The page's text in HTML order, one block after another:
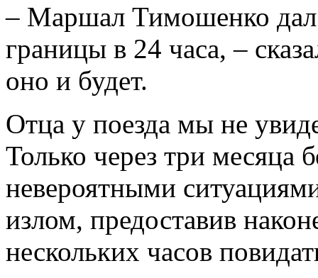
– Маршал Тимошенко дал
границы в 24 часа, –
оно и будет.
Отца у поезда мы не
Только через три месяца
невероятными
излом, предоставив
нескольких часов